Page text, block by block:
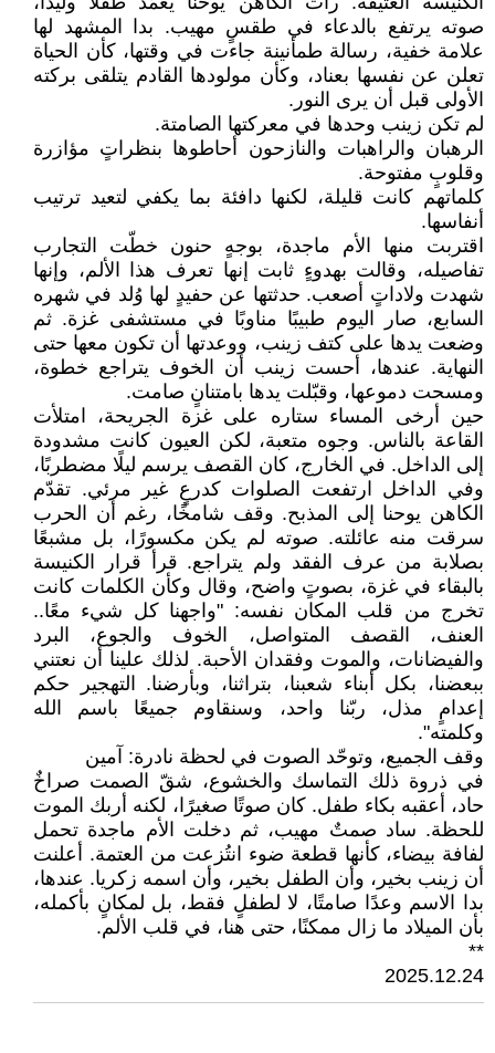
صوته يرتفع بالدعاء في طقسٍ مهيب. بدا المشهد لها
علامة خفية، رسالة طمأنينة جاءت في وقتها، كأن الحياة
تعلن عن نفسها بعناد، وكأن مولودها القادم يتلقى بركته
الأولى قبل أن يرى النور.
لم تكن زينب وحدها في معركتها الصامتة.
الرهبان والراهبات والنازحون أحاطوها بنظراتٍ مؤازرة
وقلوبٍ مفتوحة.
كلماتهم كانت قليلة، لكنها دافئة بما يكفي لتعيد ترتيب
أنفاسها.
اقتربت منها الأم ماجدة، بوجهٍ حنون خطّت التجارب
تفاصيله، وقالت بهدوءٍ ثابت إنها تعرف هذا الألم، وإنها
شهدت ولاداتٍ أصعب. حدثتها عن حفيدٍ لها وُلد في شهره
السابع، صار اليوم طبيبًا مناوبًا في مستشفى غزة. ثم
وضعت يدها على كتف زينب، ووعدتها أن تكون معها حتى
النهاية. عندها، أحست زينب أن الخوف يتراجع خطوة،
ومسحت دموعها، وقبّلت يدها بامتنانٍ صامت.
حين أرخى المساء ستاره على غزة الجريحة، امتلأت
القاعة بالناس. وجوه متعبة، لكن العيون كانت مشدودة
إلى الداخل. في الخارج، كان القصف يرسم ليلًا مضطربًا،
وفي الداخل ارتفعت الصلوات كدرعٍ غير مرئي. تقدّم
الكاهن يوحنا إلى المذبح. وقف شامخًا، رغم أن الحرب
سرقت منه عائلته. صوته لم يكن مكسورًا، بل مشبعًا
بصلابة من عرف الفقد ولم يتراجع. قرأ قرار الكنيسة
بالبقاء في غزة، بصوتٍ واضح، وقال وكأن الكلمات كانت
تخرج من قلب المكان نفسه: "واجهنا كل شيء معًا..
العنف، القصف المتواصل، الخوف والجوع، البرد
والفيضانات، والموت وفقدان الأحبة. لذلك علينا أن نعتني
ببعضنا، بكل أبناء شعبنا، بتراثنا، وبأرضنا. التهجير حكم
إعدامٍ مذل، ربّنا واحد، وسنقاوم جميعًا باسم الله
وكلمته".
وقف الجميع، وتوحّد الصوت في لحظة نادرة: آمين
في ذروة ذلك التماسك والخشوع، شقّ الصمت صراخٌ
حاد، أعقبه بكاء طفل. كان صوتًا صغيرًا، لكنه أربك الموت
للحظة. ساد صمتٌ مهيب، ثم دخلت الأم ماجدة تحمل
لفافة بيضاء، كأنها قطعة ضوء انتُزعت من العتمة. أعلنت
أن زينب بخير، وأن الطفل بخير، وأن اسمه زكريا. عندها،
بدا الاسم وعدًا صامتًا، لا لطفلٍ فقط، بل لمكانٍ بأكمله،
بأن الميلاد ما زال ممكنًا، حتى هنا، في قلب الألم.
**
2025.12.24